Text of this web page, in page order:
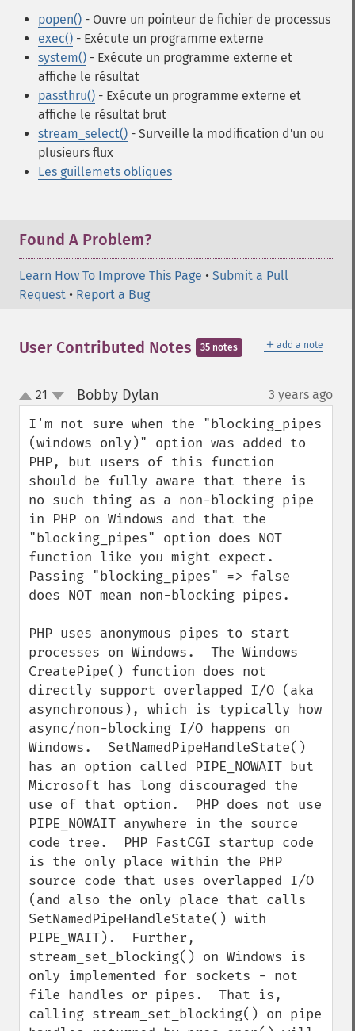
popen() - Ouvre un pointeur de fichier de processus
exec() - Exécute un programme externe
system() - Exécute un programme externe et
affiche le résultat
passthru() - Exécute un programme externe et
affiche le résultat brut
stream_select() - Surveille la modification d'un ou
plusieurs flux
Les guillemets obliques
Found A Problem?
Learn How To Improve This Page • Submit a Pull
Request • Report a Bug
＋ add a note
User Contributed Notes 35 notes
up
down
21 Bobby Dylan 3 years ago
I'm not sure when the "blocking_pipes
(windows only)" option was added to
PHP, but users of this function
should be fully aware that there is
no such thing as a non-blocking pipe
in PHP on Windows and that the
"blocking_pipes" option does NOT
function like you might expect.
Passing "blocking_pipes" => false
does NOT mean non-blocking pipes.
PHP uses anonymous pipes to start
processes on Windows.  The Windows
CreatePipe() function does not
directly support overlapped I/O (aka
asynchronous), which is typically how
async/non-blocking I/O happens on
Windows.  SetNamedPipeHandleState()
has an option called PIPE_NOWAIT but
Microsoft has long discouraged the
use of that option.  PHP does not use
PIPE_NOWAIT anywhere in the source
code tree.  PHP FastCGI startup code
is the only place within the PHP
source code that uses overlapped I/O
(and also the only place that calls
SetNamedPipeHandleState() with
PIPE_WAIT).  Further,
stream_set_blocking() on Windows is
only implemented for sockets - not
file handles or pipes.  That is,
calling stream_set_blocking() on pipe